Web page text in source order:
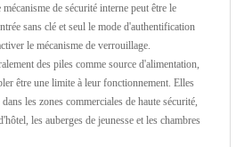
de sécurité interne peut être le
sans clé et seul le mode d'authentification
le mécanisme de verrouillage.
des piles comme source d'alimentation,
être une limite à leur fonctionnement. Elles
les zones commerciales de haute sécurité,
les auberges de jeunesse et les chambres